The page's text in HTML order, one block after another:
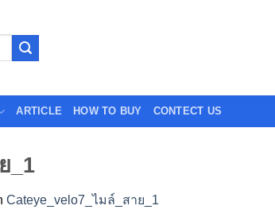
ARTICLE HOW TO BUY CONTECT US
_1
Cateye_velo7_ไมล์_สาย_1